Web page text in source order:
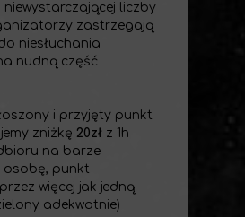
liczby
zastrzegają
niesłuchania
nudną część
i przyjęty punkt
zniżkę 20zł z 1h
na barze
osobę, punkt
więcej jak jedną
adekwatnie)